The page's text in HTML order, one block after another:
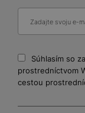
Súhlasím so
prostredníctvom
cestou